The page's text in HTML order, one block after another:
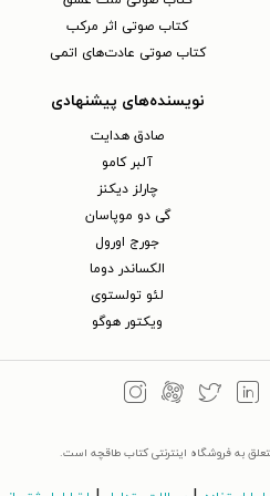
کتاب صوتی اثر مرکب
کتاب صوتی عادت‌های اتمی
نویسنده‌های پیشنهادی
صادق هدایت
آلبر کامو
چارلز دیکنز
گی دو موپاسان
جورج اورول
الکساندر دوما
لئو تولستوی
ویکتور هوگو
به فروشگاه اینترنتی کتاب طاقچه است.